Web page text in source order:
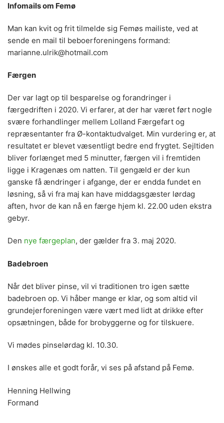
Infomails om Femø
Man kan kvit og frit tilmelde sig Femøs mailiste, ved at
sende en mail til beboerforeningens formand:
marianne.ulrik@hotmail.com
Færgen
Der var lagt op til besparelse og forandringer i
færgedriften i 2020. Vi erfarer, at der har været ført nogle
svære forhandlinger mellem Lolland Færgefart og
repræsentanter fra Ø-kontaktudvalget. Min vurdering er, at
resultatet er blevet væsentligt bedre end frygtet. Sejltiden
bliver forlænget med 5 minutter, færgen vil i fremtiden
ligge i Kragenæs om natten. Til gengæld er der kun
ganske få ændringer i afgange, der er endda fundet en
løsning, så vi fra maj kan have middagsgæster lørdag
aften, hvor de kan nå en færge hjem kl. 22.00 uden ekstra
gebyr.
Den nye færgeplan, der gælder fra 3. maj 2020.
Badebroen
Når det bliver pinse, vil vi traditionen tro igen sætte
badebroen op. Vi håber mange er klar, og som altid vil
grundejerforeningen være vært med lidt at drikke efter
opsætningen, både for brobyggerne og for tilskuere.
Vi mødes pinselørdag kl. 10.30.
I ønskes alle et godt forår, vi ses på afstand på Femø.
Henning Hellwing
Formand